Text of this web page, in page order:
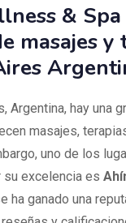
& Spa
masajes y
Argentina, hay una
masajes,
uno de los
excelencia es
ha ganado una